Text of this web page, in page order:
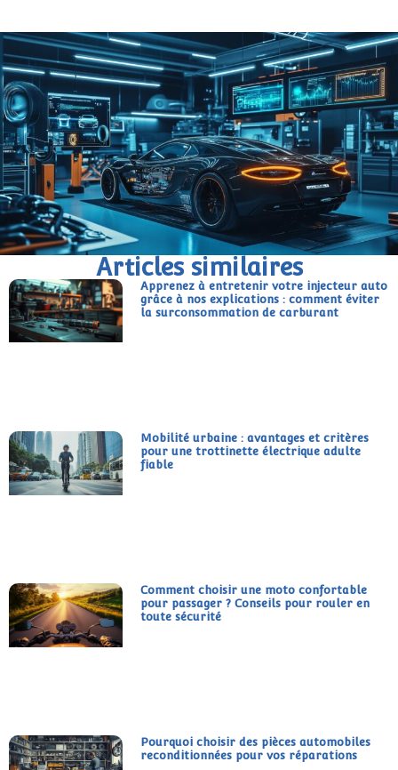
Articles similaires
Apprenez à entretenir votre injecteur auto
grâce à nos explications : comment éviter
la surconsommation de carburant
Mobilité urbaine : avantages et critères
pour une trottinette électrique adulte
fiable
Comment choisir une moto confortable
pour passager ? Conseils pour rouler en
toute sécurité
Pourquoi choisir des pièces automobiles
reconditionnées pour vos réparations